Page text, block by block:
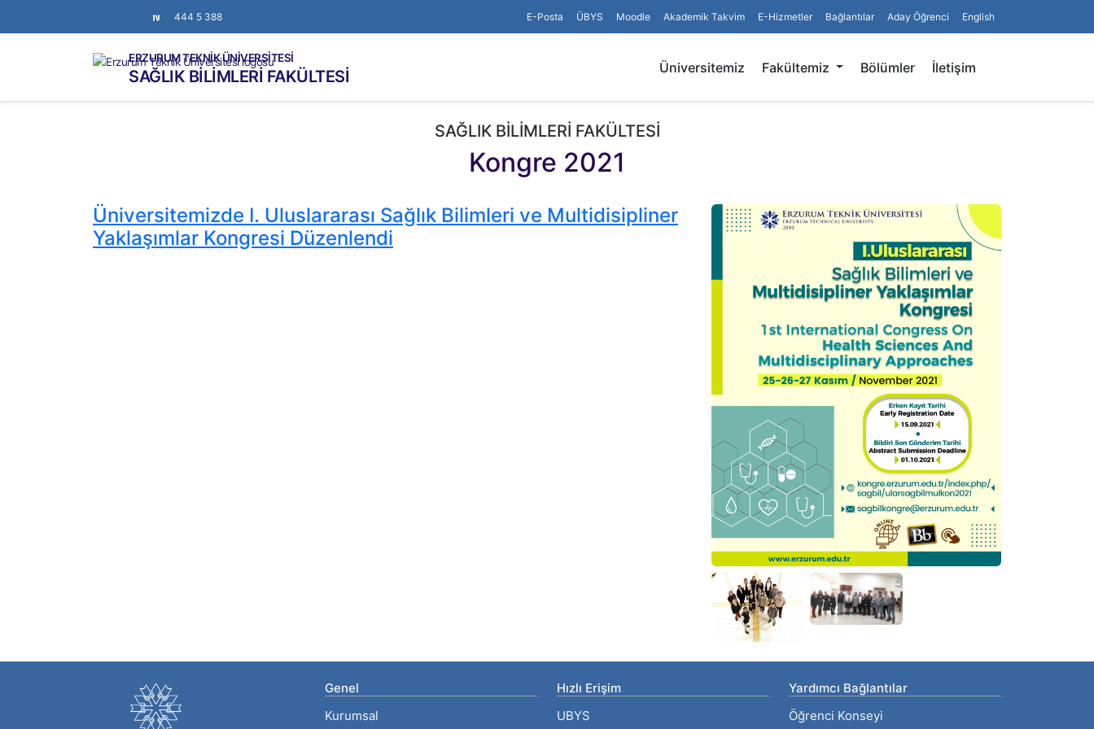
444 5 388 E-Posta ÜBYS Moodle Akademik Takvim E-Hizmetler Bağlantılar Aday Öğrenci English
ERZURUM TEKNİK ÜNİVERSİTESİ
SAĞLIK BİLİMLERİ FAKÜLTESİ Üniversitemiz Fakültemiz Bölümler İletişim
SAĞLIK BİLİMLERİ FAKÜLTESİ
Kongre 2021
Üniversitemizde I. Uluslararası Sağlık Bilimleri ve Multidisipliner
Yaklaşımlar Kongresi Düzenlendi
Genel
Kurumsal
Hızlı Erişim
UBYS
Yardımcı Bağlantılar
Öğrenci Konseyi